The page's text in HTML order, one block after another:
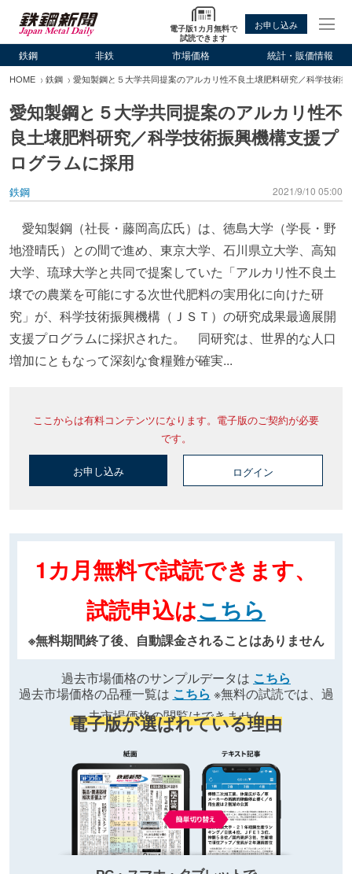
電子版1カ月無料で
試読できます
お申し込み
鉄鋼 非鉄 市場価格 統計・販価情報
HOME 鉄鋼 愛知製鋼と５大学共同提案のアルカリ性不良土壌肥料研究／科学技術
愛知製鋼と５大学共同提案のアルカリ性不
良土壌肥料研究／科学技術振興機構支援プ
ログラムに採用
鉄鋼 2021/9/10 05:00
愛知製鋼（社長・藤岡高広氏）は、徳島大学（学長・野
地澄晴氏）との間で進め、東京大学、石川県立大学、高知
大学、琉球大学と共同で提案していた「アルカリ性不良土
壌での農業を可能にする次世代肥料の実用化に向けた研
究」が、科学技術振興機構（ＪＳＴ）の研究成果最適展開
支援プログラムに採択された。 同研究は、世界的な人口
増加にともなって深刻な食糧難が確実...
ここからは有料コンテンツになります。電子版のご契約が必要
です。
お申し込み ログイン
1カ月無料で試読できます、
試読申込はこちら
※無料期間終了後、自動課金されることはありません
過去市場価格のサンプルデータは こちら
過去市場価格の品種一覧は こちら ※無料の試読では、過
去市場価格の閲覧はできません
電子版が選ばれている理由